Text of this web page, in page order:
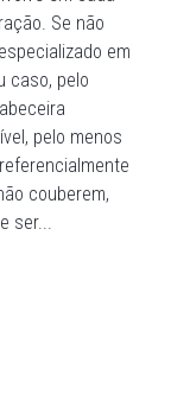
Se não
em
caso, pelo
pelo menos
couberem,